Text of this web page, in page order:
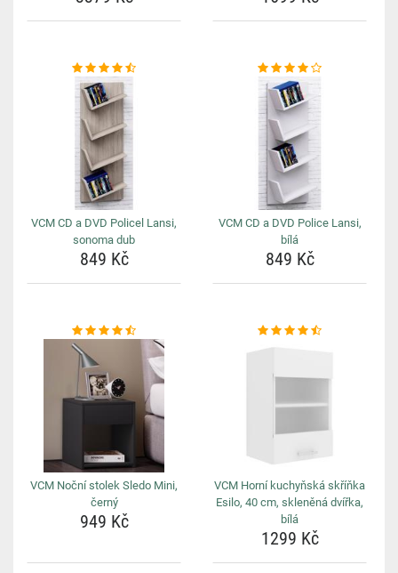
VCM CD a DVD Policel Lansi,
sonoma dub
849 Kč
VCM CD a DVD Police Lansi,
bílá
849 Kč
VCM Noční stolek Sledo Mini,
černý
949 Kč
VCM Horní kuchyňská skříňka
Esilo, 40 cm, skleněná dvířka,
bílá
1299 Kč